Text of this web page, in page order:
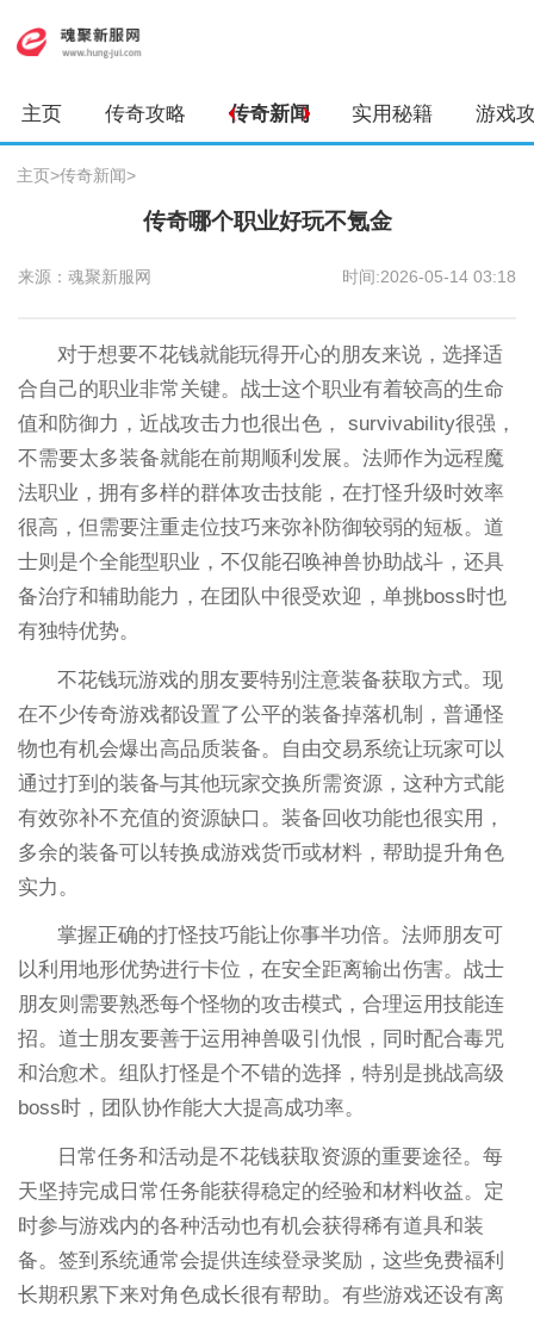
主页 传奇攻略 传奇新闻 实用秘籍 游戏
主页>传奇新闻>
传奇哪个职业好玩不氪金
来源：魂聚新服网 时间:2026-05-14 03:18
对于想要不花钱就能玩得开心的朋友来说，选择适
合自己的职业非常关键。战士这个职业有着较高的生命
值和防御力，近战攻击力也很出色， survivability很强，
不需要太多装备就能在前期顺利发展。法师作为远程魔
法职业，拥有多样的群体攻击技能，在打怪升级时效率
很高，但需要注重走位技巧来弥补防御较弱的短板。道
士则是个全能型职业，不仅能召唤神兽协助战斗，还具
备治疗和辅助能力，在团队中很受欢迎，单挑boss时也
有独特优势。
不花钱玩游戏的朋友要特别注意装备获取方式。现
在不少传奇游戏都设置了公平的装备掉落机制，普通怪
物也有机会爆出高品质装备。自由交易系统让玩家可以
通过打到的装备与其他玩家交换所需资源，这种方式能
有效弥补不充值的资源缺口。装备回收功能也很实用，
多余的装备可以转换成游戏货币或材料，帮助提升角色
实力。
掌握正确的打怪技巧能让你事半功倍。法师朋友可
以利用地形优势进行卡位，在安全距离输出伤害。战士
朋友则需要熟悉每个怪物的攻击模式，合理运用技能连
招。道士朋友要善于运用神兽吸引仇恨，同时配合毒咒
和治愈术。组队打怪是个不错的选择，特别是挑战高级
boss时，团队协作能大大提高成功率。
日常任务和活动是不花钱获取资源的重要途径。每
天坚持完成日常任务能获得稳定的经验和材料收益。定
时参与游戏内的各种活动也有机会获得稀有道具和装
备。签到系统通常会提供连续登录奖励，这些免费福利
长期积累下来对角色成长很有帮助。有些游戏还设有离